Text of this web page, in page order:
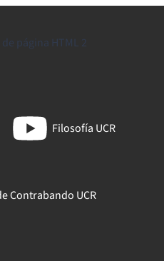
página HTML 2
Filosofía UCR
Contrabando UCR